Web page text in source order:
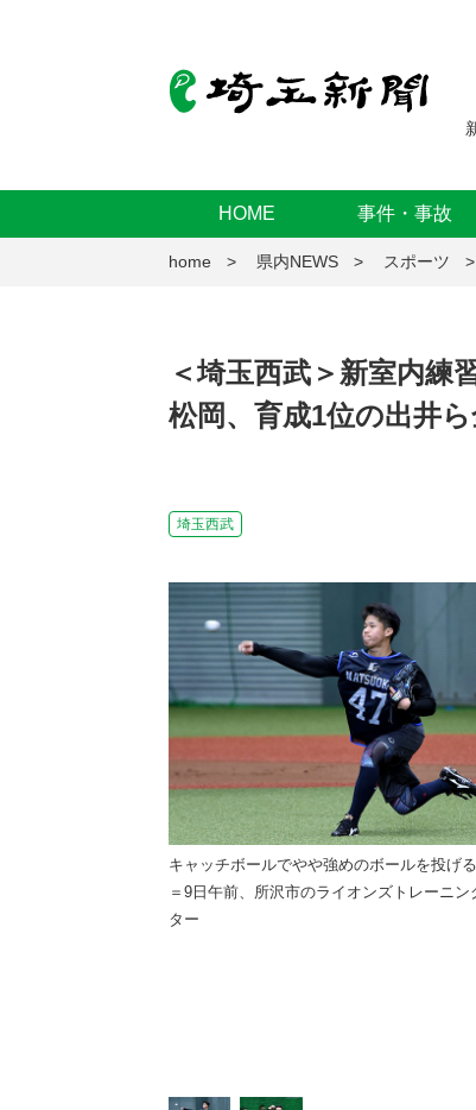
HOME 事件・事故
home 県内NEWS スポーツ
＜埼玉西武＞新室内
松岡、育成1位の出井
埼玉西武
キャッチボールでやや強めのボールを投げ
＝9日午前、所沢市のライオンズトレーニン
ター